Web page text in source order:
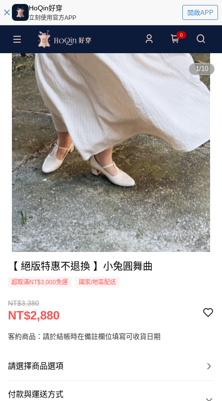
HoQin好穿
立刻使用官方APP
開啟APP
0
1/10
【 絕版特惠不退換 】小兔圓舞曲
超取滿NT$3,000免運 國家/地區配送
NT$3,380
NT$2,880
客約商品：請於結帳時在備註欄位填寫可收貨日期
請選擇商品選項
付款與運送方式